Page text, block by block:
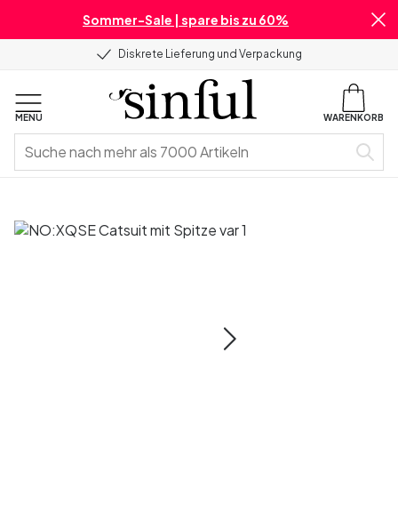
Sommer-Sale | spare bis zu 60%
Diskrete Lieferung und Verpackung
MENU WARENKORB